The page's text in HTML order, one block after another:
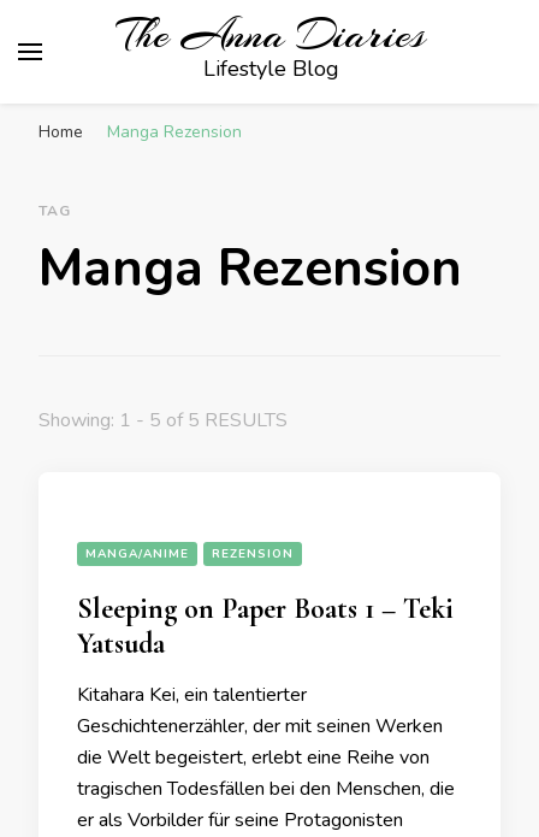
The Anna Diaries
Lifestyle Blog
Home Manga Rezension
TAG
Manga Rezension
Showing: 1 - 5 of 5 RESULTS
MANGA/ANIME REZENSION
Sleeping on Paper Boats 1 – Teki
Yatsuda
Kitahara Kei, ein talentierter
Geschichtenerzähler, der mit seinen Werken
die Welt begeistert, erlebt eine Reihe von
tragischen Todesfällen bei den Menschen, die
er als Vorbilder für seine Protagonisten